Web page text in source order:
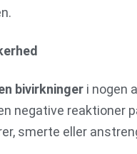
bivirkningeri nogen
negative reaktioner
smerte eller